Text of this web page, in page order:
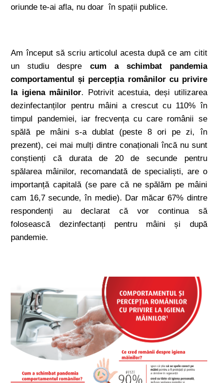
oriunde te-ai afla, nu doar în spații publice.
Am început să scriu articolul acesta după ce am citit
un studiu despre cum a schimbat pandemia
comportamentul și percepția românilor cu privire
la igiena mâinilor. Potrivit acestuia, deși utilizarea
dezinfectanților pentru mâini a crescut cu 110% în
timpul pandemiei, iar frecvența cu care românii se
spălă pe mâini s-a dublat (peste 8 ori pe zi, în
prezent), cei mai mulți dintre conaționali încă nu sunt
conștienți că durata de 20 de secunde pentru
spălarea mâinilor, recomandată de specialiști, are o
importanță capitală (se pare că ne spălăm pe mâini
cam 16,7 secunde, în medie). Dar măcar 67% dintre
respondenți au declarat că vor continua să
folosească dezinfectanți pentru mâini și după
pandemie.